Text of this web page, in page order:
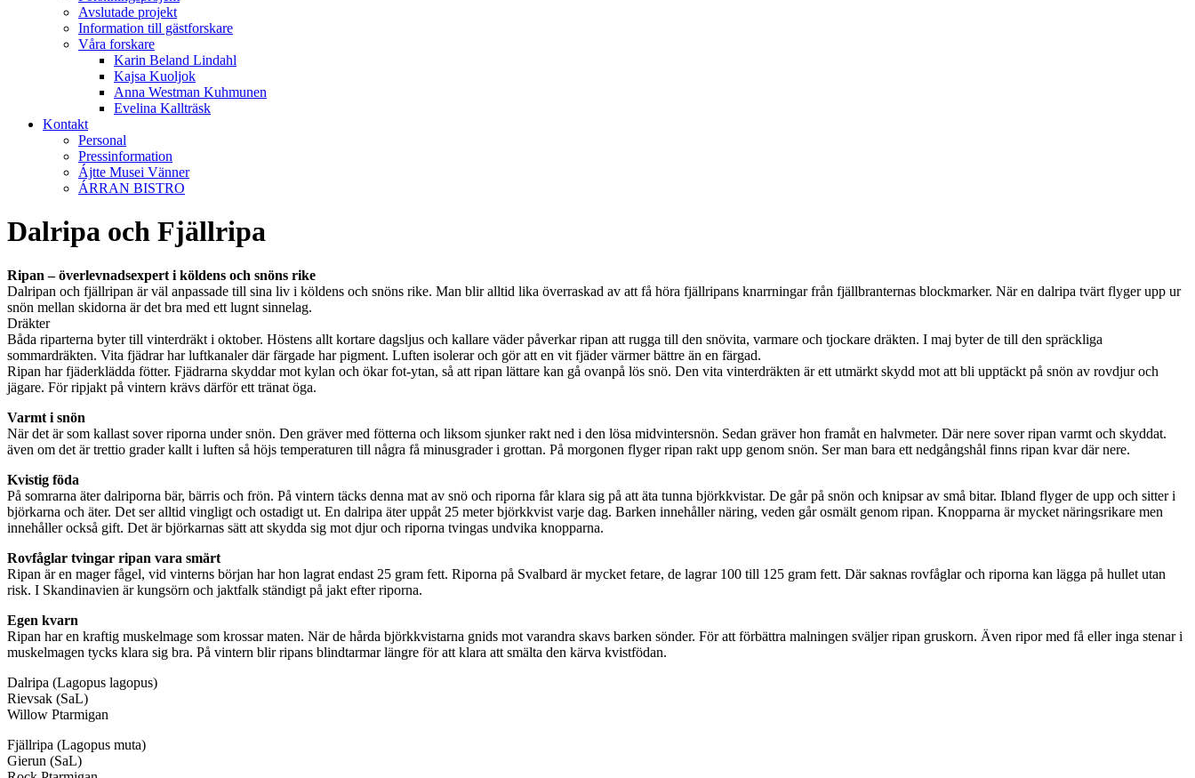
Avslutade projekt
Information till gästforskare
Våra forskare
Karin Beland Lindahl
Kajsa Kuoljok
Anna Westman Kuhmunen
Evelina Kallträsk
Kontakt
Personal
Pressinformation
Ájtte Musei Vänner
ÁRRAN BISTRO
Dalripa och Fjällripa
Ripan – överlevnadsexpert i köldens och snöns rike
Dalripan och fjällripan är väl anpassade till sina liv i köldens och snöns rike. Man blir alltid lika överraskad av att få höra fjällripans knarrningar från fjällbranternas blockmarker. När en dalripa tvärt flyger upp ur
snön mellan skidorna är det bra med ett lugnt sinnelag.
Dräkter
Båda riparterna byter till vinterdräkt i oktober. Höstens allt kortare dagsljus och kallare väder påverkar ripan att rugga till den snövita, varmare och tjockare dräkten. I maj byter de till den spräckliga
sommardräkten. Vita fjädrar har luftkanaler där färgade har pigment. Luften isolerar och gör att en vit fjäder värmer bättre än en färgad.
Ripan har fjäderklädda fötter. Fjädrarna skyddar mot kylan och ökar fot-ytan, så att ripan lättare kan gå ovanpå lös snö. Den vita vinterdräkten är ett utmärkt skydd mot att bli upptäckt på snön av rovdjur och
jägare. För ripjakt på vintern krävs därför ett tränat öga.
Varmt i snön
När det är som kallast sover riporna under snön. Den gräver med fötterna och liksom sjunker rakt ned i den lösa midvintersnön. Sedan gräver hon framåt en halvmeter. Där nere sover ripan varmt och skyddat.
även om det är trettio grader kallt i luften så höjs temperaturen till några få minusgrader i grottan. På morgonen flyger ripan rakt upp genom snön. Ser man bara ett nedgångshål finns ripan kvar där nere.
Kvistig föda
På somrarna äter dalriporna bär, bärris och frön. På vintern täcks denna mat av snö och riporna får klara sig på att äta tunna björkkvistar. De går på snön och knipsar av små bitar. Ibland flyger de upp och sitter i
björkarna och äter. Det ser alltid vingligt och ostadigt ut. En dalripa äter uppåt 25 meter björkkvist varje dag. Barken innehåller näring, veden går osmält genom ripan. Knopparna är mycket näringsrikare men
innehåller också gift. Det är björkarnas sätt att skydda sig mot djur och riporna tvingas undvika knopparna.
Rovfåglar tvingar ripan vara smärt
Ripan är en mager fågel, vid vinterns början har hon lagrat endast 25 gram fett. Riporna på Svalbard är mycket fetare, de lagrar 100 till 125 gram fett. Där saknas rovfåglar och riporna kan lägga på hullet utan
risk. I Skandinavien är kungsörn och jaktfalk ständigt på jakt efter riporna.
Egen kvarn
Ripan har en kraftig muskelmage som krossar maten. När de hårda björkkvistarna gnids mot varandra skavs barken sönder. För att förbättra malningen sväljer ripan gruskorn. Även ripor med få eller inga stenar i
muskelmagen tycks klara sig bra. På vintern blir ripans blindtarmar längre för att klara att smälta den kärva kvistfödan.
Dalripa (Lagopus lagopus)
Rievsak (SaL)
Willow Ptarmigan
Fjällripa (Lagopus muta)
Gierun (SaL)